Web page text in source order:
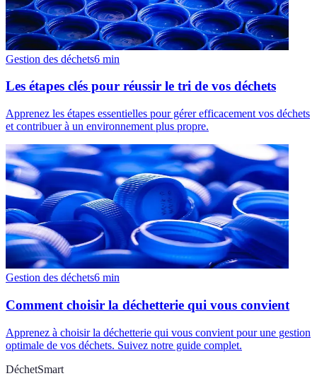
Gestion des déchets6 min
Les étapes clés pour réussir le tri de vos déchets
Apprenez les étapes essentielles pour gérer efficacement vos déchets
et contribuer à un environnement plus propre.
Gestion des déchets6 min
Comment choisir la déchetterie qui vous convient
Apprenez à choisir la déchetterie qui vous convient pour une gestion
optimale de vos déchets. Suivez notre guide complet.
DéchetSmart